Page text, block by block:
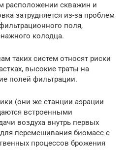
расположении скважин и
затрудняется из-за проблем
поля,
колодца.
таких систем относят риски
высокие траты на
полей фильтрации.
(они же станции аэрации
встроенными
воздуха внутрь первых
перемешивания биомасс с
процессов брожения